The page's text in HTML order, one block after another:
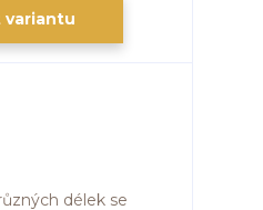
variantu